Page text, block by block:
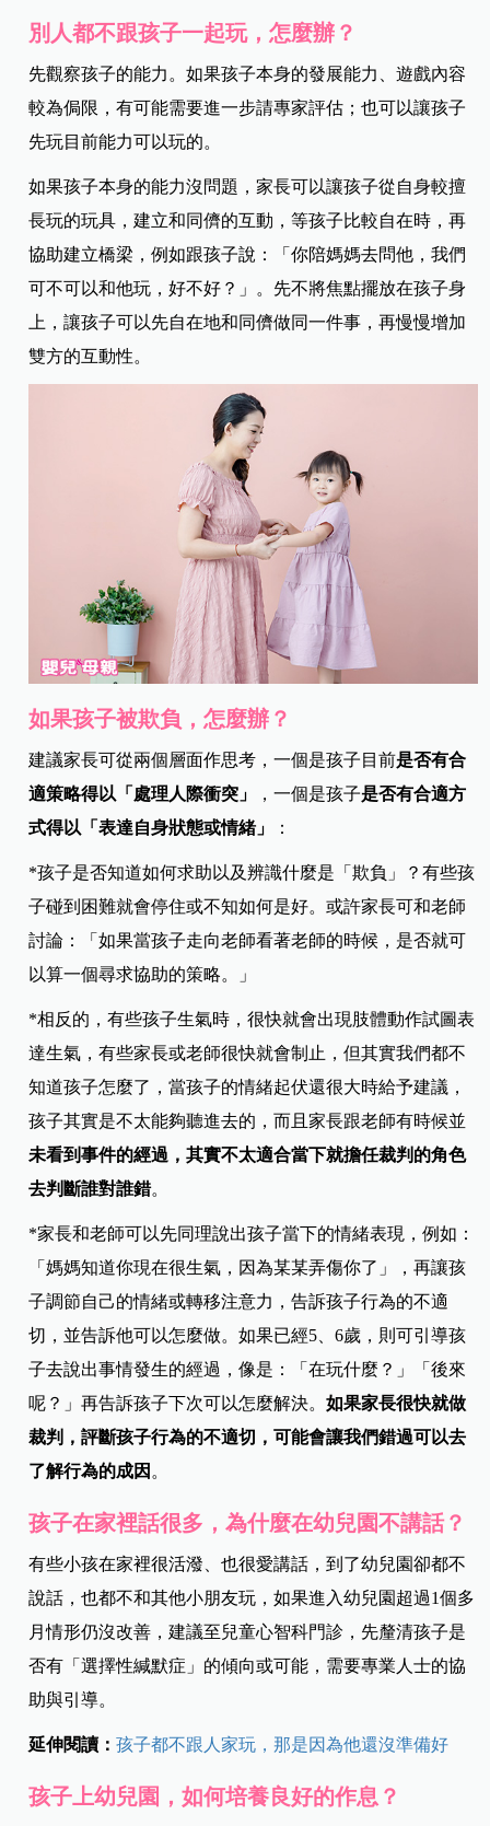
別人都不跟孩子一起玩，怎麼辦？
先觀察孩子的能力。如果孩子本身的發展能力、遊戲內容
較為侷限，有可能需要進一步請專家評估；也可以讓孩子
先玩目前能力可以玩的。
如果孩子本身的能力沒問題，家長可以讓孩子從自身較擅
長玩的玩具，建立和同儕的互動，等孩子比較自在時，再
協助建立橋梁，例如跟孩子說：「你陪媽媽去問他，我們
可不可以和他玩，好不好？」。先不將焦點擺放在孩子身
上，讓孩子可以先自在地和同儕做同一件事，再慢慢增加
雙方的互動性。
如果孩子被欺負，怎麼辦？
建議家長可從兩個層面作思考，一個是孩子目前是否有合
適策略得以「處理人際衝突」
，一個是孩子是否有合適方
式得以「表達自身狀態或情緒」
：
*孩子是否知道如何求助以及辨識什麼是「欺負」？有些孩
子碰到困難就會停住或不知如何是好。或許家長可和老師
討論：「如果當孩子走向老師看著老師的時候，是否就可
以算一個尋求協助的策略。」
*相反的，有些孩子生氣時，很快就會出現肢體動作試圖表
達生氣，有些家長或老師很快就會制止，但其實我們都不
知道孩子怎麼了，當孩子的情緒起伏還很大時給予建議，
孩子其實是不太能夠聽進去的，而且家長跟老師有時候並
未看到事件的經過，其實不太適合當下就擔任裁判的角色
去判斷誰對誰錯。
*家長和老師可以先同理說出孩子當下的情緒表現，例如：
「媽媽知道你現在很生氣，因為某某弄傷你了」，再讓孩
子調節自己的情緒或轉移注意力，告訴孩子行為的不適
切，並告訴他可以怎麼做。如果已經5、6歲，則可引導孩
子去說出事情發生的經過，像是：「在玩什麼？」「後來
呢？」再告訴孩子下次可以怎麼解決。如果家長很快就做
裁判，評斷孩子行為的不適切，可能會讓我們錯過可以去
了解行為的成因 。
孩子在家裡話很多，為什麼在幼兒園不講話？
有些小孩在家裡很活潑、也很愛講話，到了幼兒園卻都不
說話，也都不和其他小朋友玩，如果進入幼兒園超過1個多
月情形仍沒改善，建議至兒童心智科門診，先釐清孩子是
否有「選擇性緘默症」的傾向或可能，需要專業人士的協
助與引導。
延伸閱讀：孩子都不跟人家玩，那是因為他還沒準備好
孩子上幼兒園，如何培養良好的作息？